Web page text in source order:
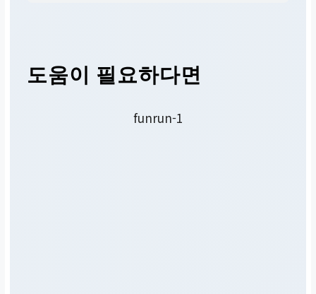
도움이 필요하다면
funrun-1